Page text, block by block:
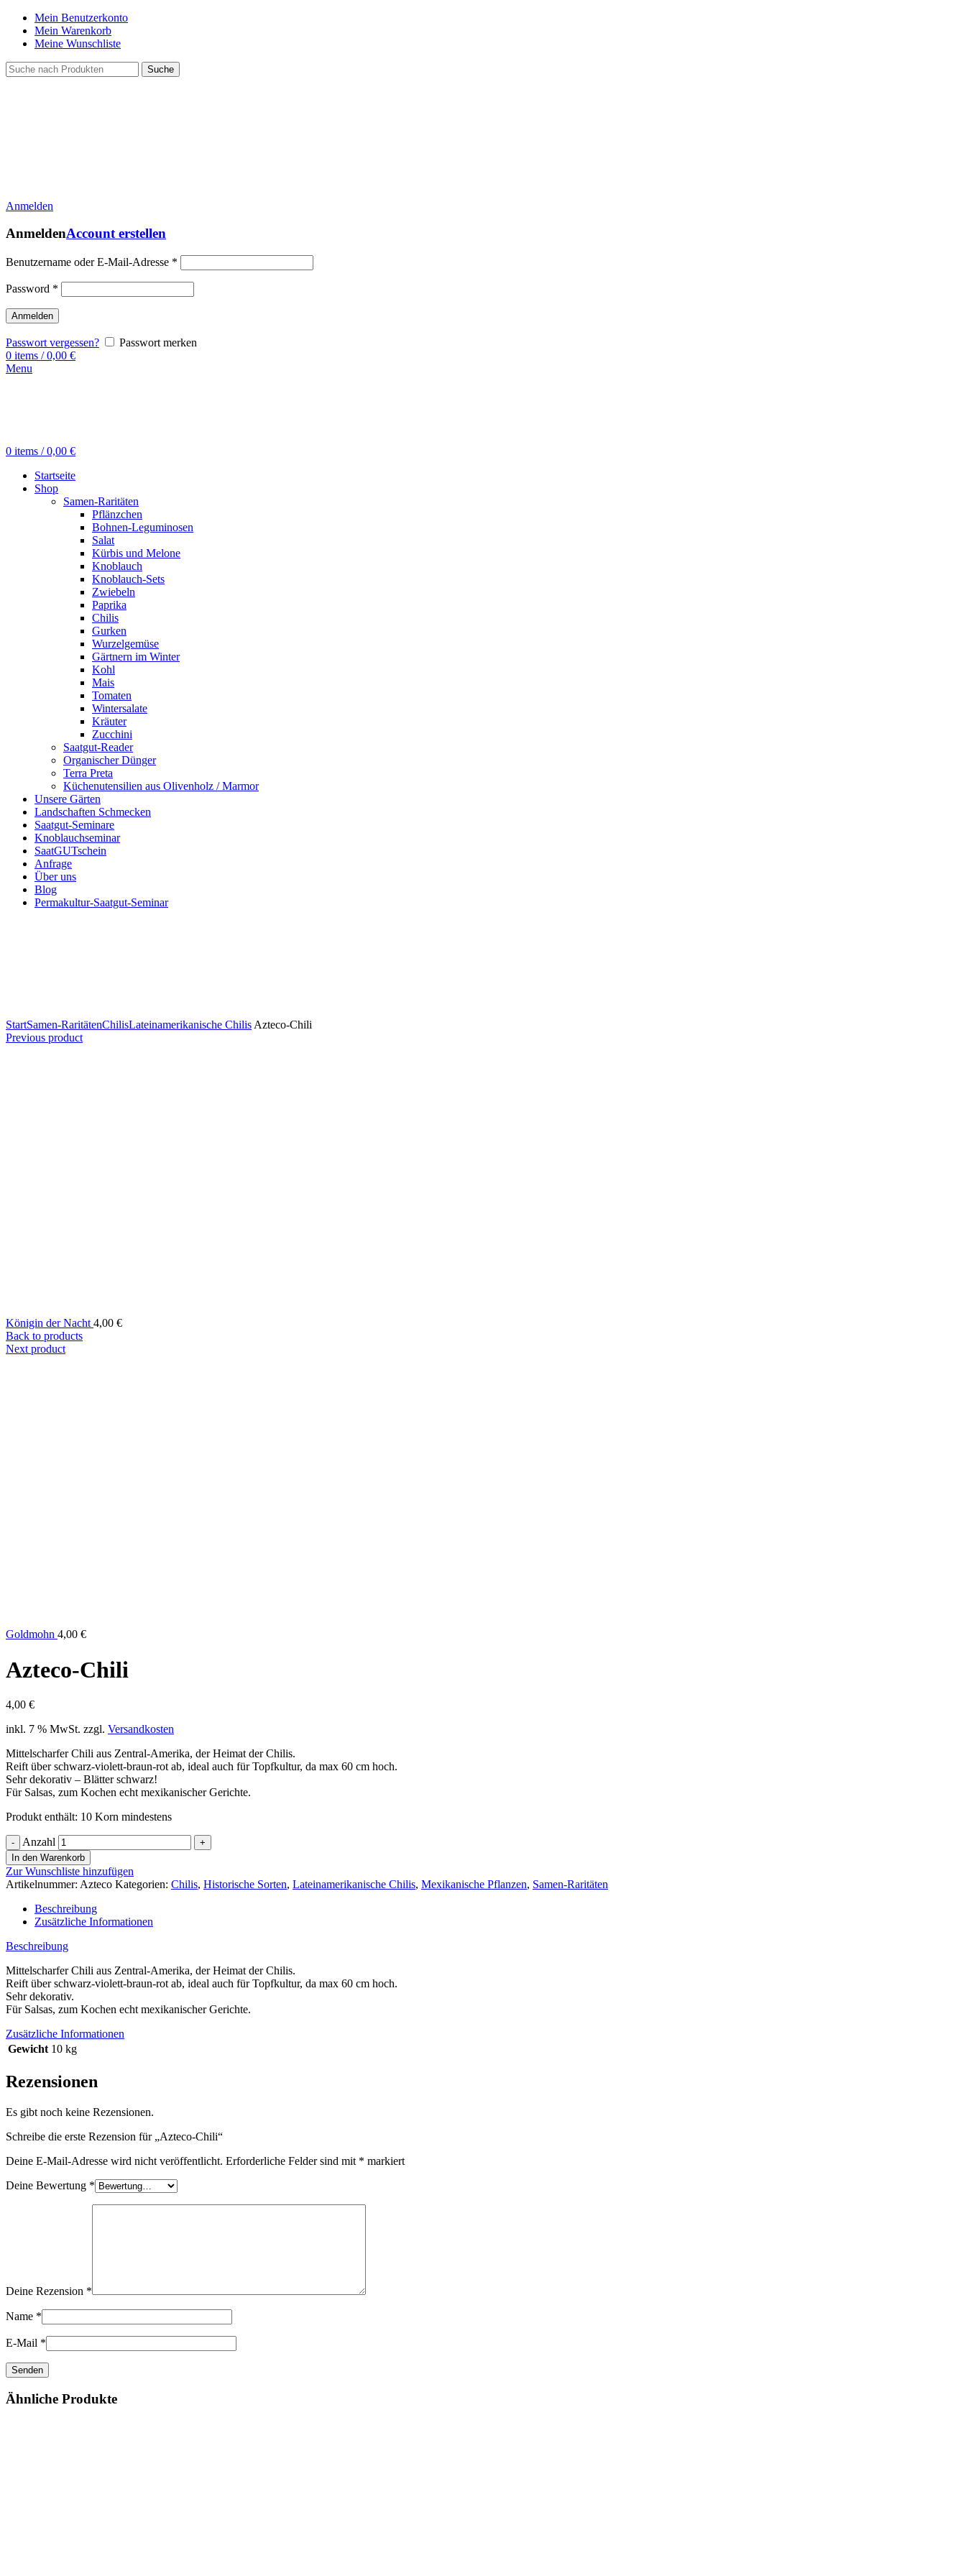
Mein Benutzerkonto
Mein Warenkorb
Meine Wunschliste
Suche
Anmelden
AnmeldenAccount erstellen
Benutzername oder E-Mail-Adresse *
Password *
Anmelden
Passwort vergessen?
Passwort merken
0 items / 0,00 €
Menu
0 items / 0,00 €
Startseite
Shop
Samen-Raritäten
Pflänzchen
Bohnen-Leguminosen
Salat
Kürbis und Melone
Knoblauch
Knoblauch-Sets
Zwiebeln
Paprika
Chilis
Gurken
Wurzelgemüse
Gärtnern im Winter
Kohl
Mais
Tomaten
Wintersalate
Kräuter
Zucchini
Saatgut-Reader
Organischer Dünger
Terra Preta
Küchenutensilien aus Olivenholz / Marmor
Unsere Gärten
Landschaften Schmecken
Saatgut-Seminare
Knoblauchseminar
SaatGUTschein
Anfrage
Über uns
Blog
Permakultur-Saatgut-Seminar
StartSamen-RaritätenChilisLateinamerikanische ChilisAzteco-Chili
Previous product
Königin der Nacht4,00 €
Back to products
Next product
Goldmohn 4,00 €
Azteco-Chili
4,00 €
inkl. 7 % MwSt. zzgl. Versandkosten
Mittelscharfer Chili aus Zentral-Amerika, der Heimat der Chilis.
Reift über schwarz-violett-braun-rot ab, ideal auch für Topfkultur, da max 60 cm hoch.
Sehr dekorativ – Blätter schwarz!
Für Salsas, zum Kochen echt mexikanischer Gerichte.
Produkt enthält: 10 Korn mindestens
Anzahl
In den Warenkorb
Zur Wunschliste hinzufügen
Artikelnummer: Azteco Kategorien: Chilis, Historische Sorten, Lateinamerikanische Chilis, Mexikanische Pflanzen, Samen-Raritäten
Beschreibung
Zusätzliche Informationen
Beschreibung
Mittelscharfer Chili aus Zentral-Amerika, der Heimat der Chilis.
Reift über schwarz-violett-braun-rot ab, ideal auch für Topfkultur, da max 60 cm hoch.
Sehr dekorativ.
Für Salsas, zum Kochen echt mexikanischer Gerichte.
Zusätzliche Informationen
Gewicht 10 kg
Rezensionen
Es gibt noch keine Rezensionen.
Schreibe die erste Rezension für „Azteco-Chili“
Deine E-Mail-Adresse wird nicht veröffentlicht. Erforderliche Felder sind mit * markiert
Deine Bewertung *
Deine Rezension *
Name *
E-Mail *
Ähnliche Produkte